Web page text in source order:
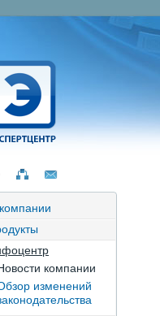
компании
изменений